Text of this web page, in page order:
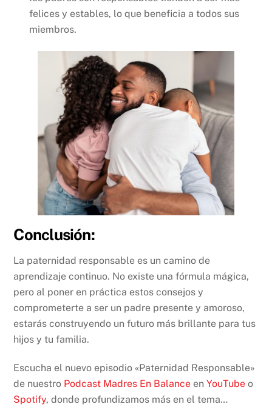
felices y estables, lo que beneficia a todos sus
miembros.
Conclusión:
La paternidad responsable es un camino de
aprendizaje continuo. No existe una fórmula mágica,
pero al poner en práctica estos consejos y
comprometerte a ser un padre presente y amoroso,
estarás construyendo un futuro más brillante para tus
hijos y tu familia.
Escucha el nuevo episodio «Paternidad Responsable»
de nuestro Podcast Madres En Balance enYouTube o
Spotify, donde profundizamos más en el tema…